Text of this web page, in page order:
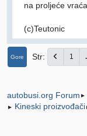
na proljeće
(c)Teutonic
Gore Str 1
autobusi.org Forum ►
► Kineski proizvođači